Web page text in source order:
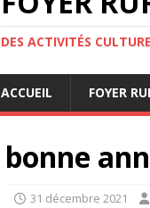
DES ACTIVITÉS
ACCUEIL FOYER
bonne
31 décembre 2021